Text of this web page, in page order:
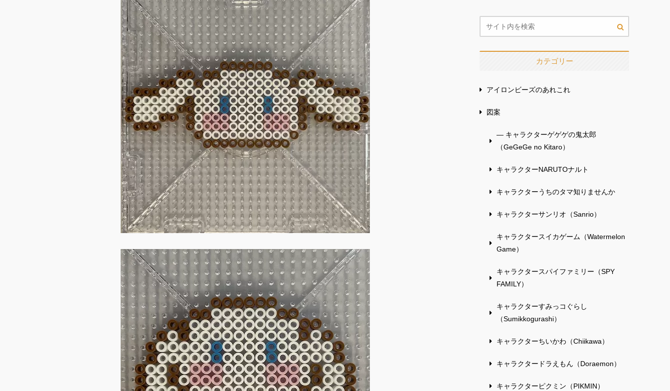
カテゴリー
アイロンビーズのあれこれ
図案
— キャラクターゲゲゲの鬼太郎
（GeGeGe no Kitaro）
キャラクターNARUTOナルト
キャラクターうちのタマ知りませんか
キャラクターサンリオ（Sanrio）
キャラクタースイカゲーム（Watermelon
Game）
キャラクタースパイファミリー（SPY
FAMILY）
キャラクターすみっコぐらし
（Sumikkogurashi）
キャラクターちいかわ（Chiikawa）
キャラクタードラえもん（Doraemon）
キャラクターピクミン（PIKMIN）